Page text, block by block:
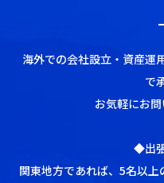
海外での会社設立・資産運
で
お気軽にお問
◆出
関東地方であれば、5名以